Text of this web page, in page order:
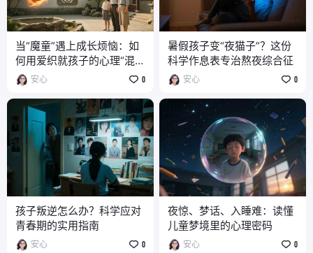
当“魔童”遇上成长烦恼：如
何用爱织就孩子的心理“混天
绫”？安心 0
暑假孩子变“夜猫子”？这份
科学作息表专治熬夜综合征
安心 0
孩子叛逆怎么办？科学应对
青春期的实用指南
安心 0
夜惊、梦话、入睡难：读懂
儿童梦境里的心理密码
安心 0